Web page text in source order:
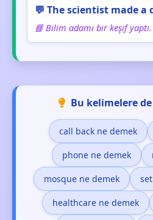
💬 The scientist made a
📘 Bilim adamı bir keşif yaptı.
Bu kelimelere
call back ne demek
phone ne demek
mosque ne demek
healthcare ne demek